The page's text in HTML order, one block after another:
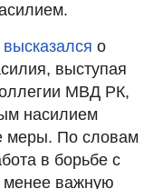
о
выступая
МВД РК,
насилием
меры. По словам
в борьбе с
менее важную